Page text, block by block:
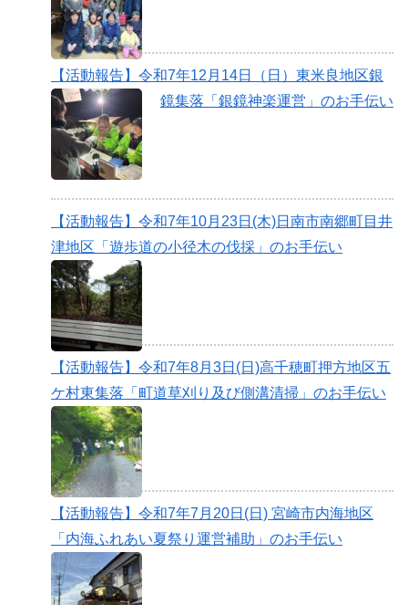
【活動報告】令和7年12月14日（日）東米良地区銀
鏡集落「銀鏡神楽運営」のお手伝い
【活動報告】令和7年10月23日(木)日南市南郷町目井
津地区「遊歩道の小径木の伐採」のお手伝い
【活動報告】令和7年8月3日(日)高千穂町押方地区五
ケ村東集落「町道草刈り及び側溝清掃」のお手伝い
【活動報告】令和7年7月20日(日) 宮崎市内海地区
「内海ふれあい夏祭り運営補助」のお手伝い